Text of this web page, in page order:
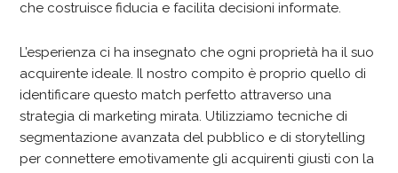
che costruisce fiducia e facilita decisioni informate.
L’esperienza ci ha insegnato che ogni proprietà ha il suo
acquirente ideale. Il nostro compito è proprio quello di
identificare questo match perfetto attraverso una
strategia di marketing mirata. Utilizziamo tecniche di
segmentazione avanzata del pubblico e di storytelling
per connettere emotivamente gli acquirenti giusti con la